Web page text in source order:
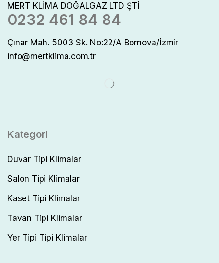
MERT KLİMA DOĞALGAZ LTD ŞTİ
0232 461 84 84
Çınar Mah. 5003 Sk. No:22/A Bornova/İzmir
info@mertklima.com.tr
Kategori
Duvar Tipi Klimalar
Salon Tipi Klimalar
Kaset Tipi Klimalar
Tavan Tipi Klimalar
Yer Tipi Tipi Klimalar